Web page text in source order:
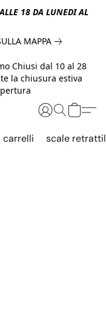
18 DA LUNEDI AL
MAPPA
Chiusi dal 10 al 28
la chiusura estiva
carrelli scale